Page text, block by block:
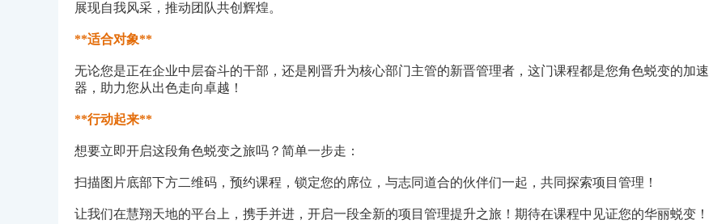
展现自我风采，推动团队共创辉煌。
**适合对象**
无论您是正在企业中层奋斗的干部，还是刚晋升为核心部门主管的新晋管理者，这门课程都是您角色蜕变的加速
器，助力您从出色走向卓越！
**行动起来**
想要立即开启这段角色蜕变之旅吗？简单一步走：
扫描图片底部下方二维码，预约课程，锁定您的席位，与志同道合的伙伴们一起，共同探索项目管理！
让我们在慧翔天地的平台上，携手并进，开启一段全新的项目管理提升之旅！期待在课程中见证您的华丽蜕变！